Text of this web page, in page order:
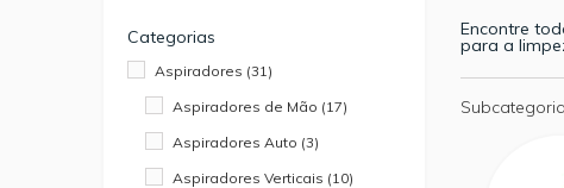
Categorias
Aspiradores (31)
Aspiradores de Mão (17)
Aspiradores Auto (3)
Aspiradores Verticais (10)
Encontre
para a